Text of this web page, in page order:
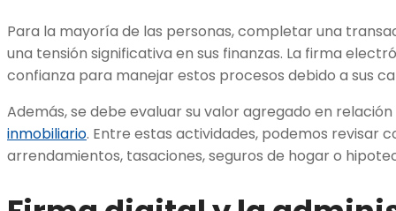
Para la mayoría de las personas, completar una
una tensión significativa en sus finanzas. La firma
confianza para manejar estos procesos debido a sus
Además, se debe evaluar su valor agregado en
inmobiliario. Entre estas actividades, podemos revisar
arrendamientos, tasaciones, seguros de hogar o